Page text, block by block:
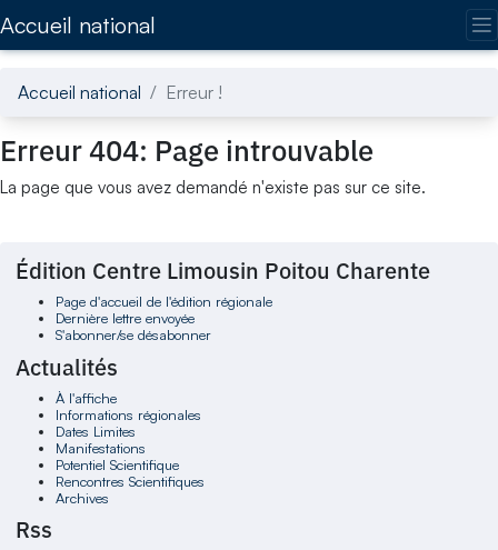
Accueil national
Accueil national Erreur !
Erreur 404: Page introuvable
La page que vous avez demandé n'existe pas sur ce site.
Édition Centre Limousin Poitou Charente
Page d'accueil de l'édition régionale
Dernière lettre envoyée
S'abonner/se désabonner
Actualités
À l'affiche
Informations régionales
Dates Limites
Manifestations
Potentiel Scientifique
Rencontres Scientifiques
Archives
Rss